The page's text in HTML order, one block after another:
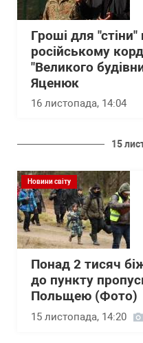
Гроші для "стіни"
російському
"Великого
Яценюк
16 листопада, 14:04
15
Новини світу
Понад 2 тисяч
до пункту
Польщею (Фото)
15 листопада, 14:20